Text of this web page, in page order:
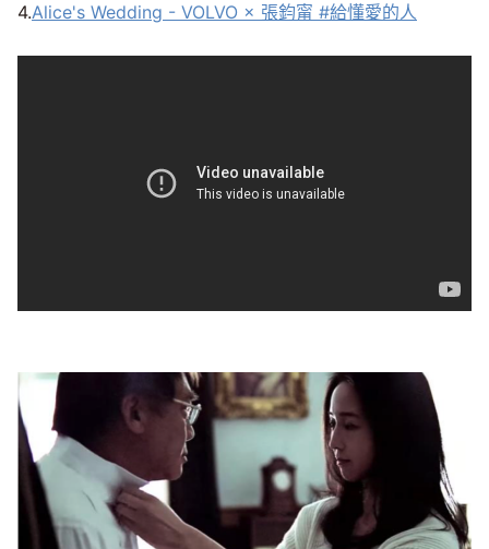
4.Alice's Wedding - VOLVO × 張鈞甯 #給懂愛的人